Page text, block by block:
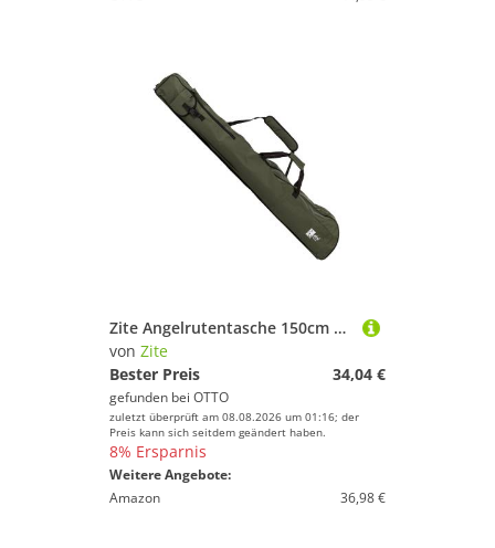
Zite Angelrutentasche 150cm mit Kescher-Fach, Tragegriffen & Schultergurt
von Zite
Bester Preis
34,04 €
gefunden bei OTTO
zuletzt überprüft am 08.08.2026 um 01:16; der
Preis kann sich seitdem geändert haben.
8% Ersparnis
Weitere Angebote:
Amazon
36,98 €